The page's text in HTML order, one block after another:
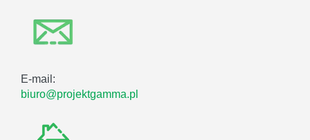
E-mail:
biuro@projektgamma.pl